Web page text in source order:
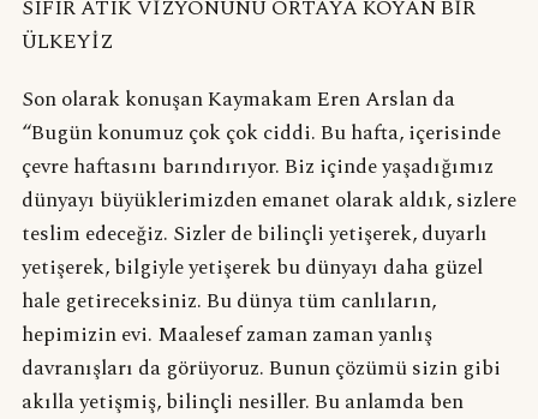
SIFIR ATIK VİZYONUNU ORTAYA KOYAN BİR
ÜLKEYİZ
Son olarak konuşan Kaymakam Eren Arslan da
“Bugün konumuz çok çok ciddi. Bu hafta, içerisinde
çevre haftasını barındırıyor. Biz içinde yaşadığımız
dünyayı büyüklerimizden emanet olarak aldık, sizlere
teslim edeceğiz. Sizler de bilinçli yetişerek, duyarlı
yetişerek, bilgiyle yetişerek bu dünyayı daha güzel
hale getireceksiniz. Bu dünya tüm canlıların,
hepimizin evi. Maalesef zaman zaman yanlış
davranışları da görüyoruz. Bunun çözümü sizin gibi
akılla yetişmiş, bilinçli nesiller. Bu anlamda ben